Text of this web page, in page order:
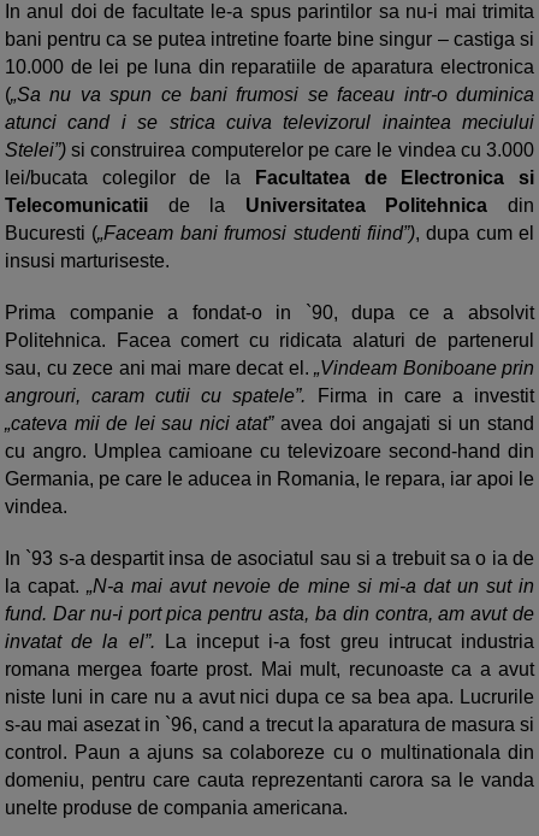
In anul doi de facultate le-a spus parintilor sa nu-i mai trimita
bani pentru ca se putea intretine foarte bine singur – castiga si
10.000 de lei pe luna din reparatiile de aparatura electronica
(„Sa nu va spun ce bani frumosi se faceau intr-o duminica
atunci cand i se strica cuiva televizorul inaintea meciului
Stelei”) si construirea computerelor pe care le vindea cu 3.000
lei/bucata colegilor de la Facultatea de Electronica si
Telecomunicatii de la Universitatea Politehnica din
Bucuresti („Faceam bani frumosi studenti fiind”), dupa cum el
insusi marturiseste.
Prima companie a fondat-o in `90, dupa ce a absolvit
Politehnica. Facea comert cu ridicata alaturi de partenerul
sau, cu zece ani mai mare decat el. „Vindeam Boniboane prin
angrouri, caram cutii cu spatele”. Firma in care a investit
„cateva mii de lei sau nici atat”avea doi angajati si un stand
cu angro. Umplea camioane cu televizoare second-hand din
Germania, pe care le aducea in Romania, le repara, iar apoi le
vindea.
In `93 s-a despartit insa de asociatul sau si a trebuit sa o ia de
la capat.„N-a mai avut nevoie de mine si mi-a dat un sut in
fund. Dar nu-i port pica pentru asta, ba din contra, am avut de
invatat de la el”.
La inceput i-a fost greu intrucat industria
romana mergea foarte prost. Mai mult, recunoaste ca a avut
niste luni in care nu a avut nici dupa ce sa bea apa. Lucrurile
s-au mai asezat in `96, cand a trecut la aparatura de masura si
control. Paun a ajuns sa colaboreze cu o multinationala din
domeniu, pentru care cauta reprezentanti carora sa le vanda
unelte produse de compania americana.